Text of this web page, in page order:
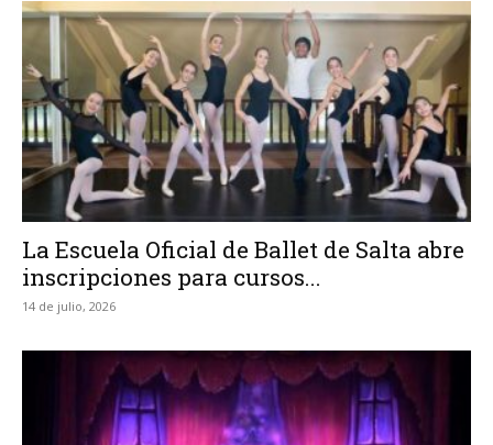
La Escuela Oficial de Ballet de Salta abre
inscripciones para cursos...
14 de julio, 2026